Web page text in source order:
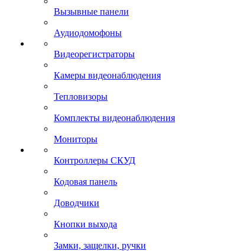
Вызывные панели
Аудиодомофоны
Видеорегистраторы
Камеры видеонаблюдения
Тепловизоры
Комплекты видеонаблюдения
Мониторы
Контроллеры СКУД
Кодовая панель
Доводчики
Кнопки выхода
Замки, защелки, ручки